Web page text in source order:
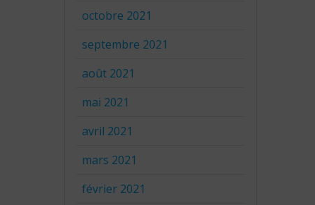
octobre 2021
septembre 2021
août 2021
mai 2021
avril 2021
mars 2021
février 2021